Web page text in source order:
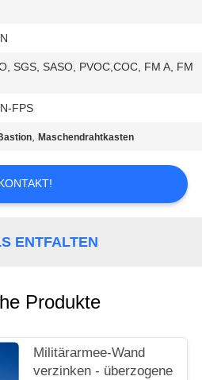
SGS, SASO, PVOC,COC, FM A, FM
FPS
,Maschendrahtkasten
ENTFALTEN
Produkte
Militärarmee-Wand
verzinken - überzogene